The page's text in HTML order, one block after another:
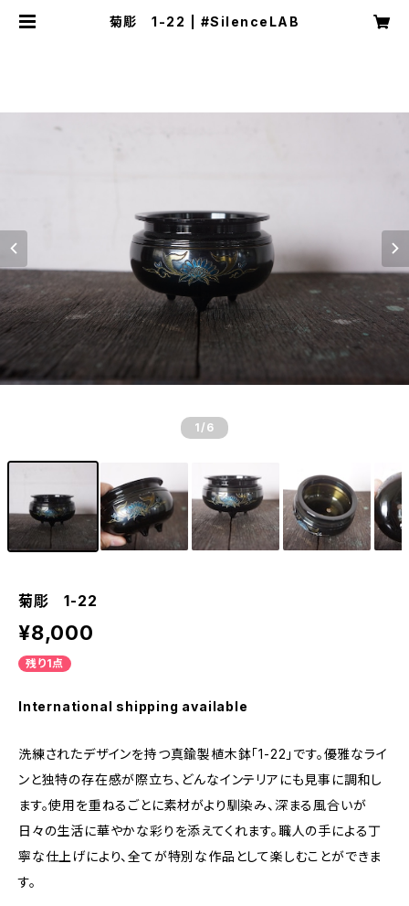
菊彫 1-22 | #SilenceLAB
1 /6
菊彫 1-22
¥8,000
残り1点
International shipping available
洗練されたデザインを持つ真鍮製植木鉢「1-22」です。優雅なライ
ンと独特の存在感が際立ち、どんなインテリアにも見事に調和し
ます。使用を重ねるごとに素材がより馴染み、深まる風合いが
日々の生活に華やかな彩りを添えてくれます。職人の手による丁
寧な仕上げにより、全てが特別な作品として楽しむことができま
す。